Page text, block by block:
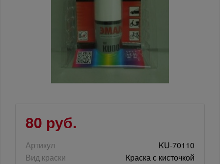
80 руб.
Артикул
KU-70110
Вид краски
Краска с кисточкой